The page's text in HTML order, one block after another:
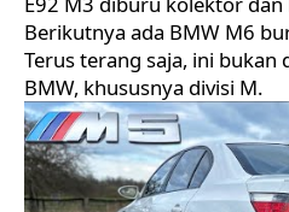
Berikutnya ada BMW M6
Terus terang saja, ini bukan
BMW, khususnya divisi M.